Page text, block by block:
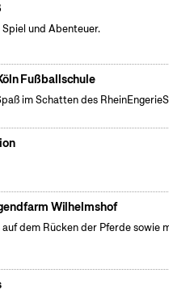
und Abenteuer.
Fußballschule
im Schatten des
Wilhelmshof
dem Rücken der Pferde sowie